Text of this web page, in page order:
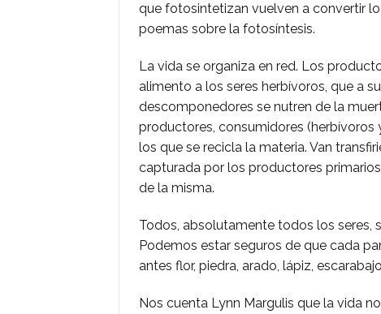
que fotosintetizan vuelven a convertir
poemas sobre la fotosíntesis.
La vida se organiza en red. Los
alimento a los seres herbívoros, que a
descomponedores se nutren de la
productores, consumidores
los que se recicla la materia. Van
capturada por los productores
de la misma.
Todos, absolutamente todos los seres,
Podemos estar seguros de que cada
antes flor, piedra, arado, lápiz,
Nos cuenta Lynn Margulis que la vida